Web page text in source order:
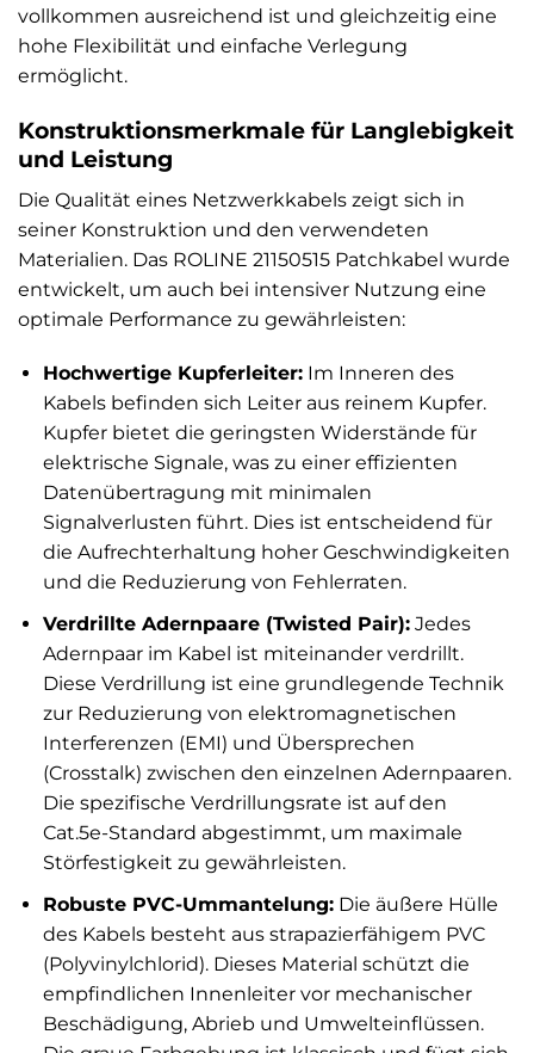
vollkommen ausreichend ist und gleichzeitig eine
hohe Flexibilität und einfache Verlegung
ermöglicht.
Konstruktionsmerkmale für Langlebigkeit
und Leistung
Die Qualität eines Netzwerkkabels zeigt sich in
seiner Konstruktion und den verwendeten
Materialien. Das ROLINE 21150515 Patchkabel wurde
entwickelt, um auch bei intensiver Nutzung eine
optimale Performance zu gewährleisten:
Hochwertige Kupferleiter:Im Inneren des
Kabels befinden sich Leiter aus reinem Kupfer.
Kupfer bietet die geringsten Widerstände für
elektrische Signale, was zu einer effizienten
Datenübertragung mit minimalen
Signalverlusten führt. Dies ist entscheidend für
die Aufrechterhaltung hoher Geschwindigkeiten
und die Reduzierung von Fehlerraten.
Verdrillte Adernpaare (Twisted Pair):Jedes
Adernpaar im Kabel ist miteinander verdrillt.
Diese Verdrillung ist eine grundlegende Technik
zur Reduzierung von elektromagnetischen
Interferenzen (EMI) und Übersprechen
(Crosstalk) zwischen den einzelnen Adernpaaren.
Die spezifische Verdrillungsrate ist auf den
Cat.5e-Standard abgestimmt, um maximale
Störfestigkeit zu gewährleisten.
Robuste PVC-Ummantelung:Die äußere Hülle
des Kabels besteht aus strapazierfähigem PVC
(Polyvinylchlorid). Dieses Material schützt die
empfindlichen Innenleiter vor mechanischer
Beschädigung, Abrieb und Umwelteinflüssen.